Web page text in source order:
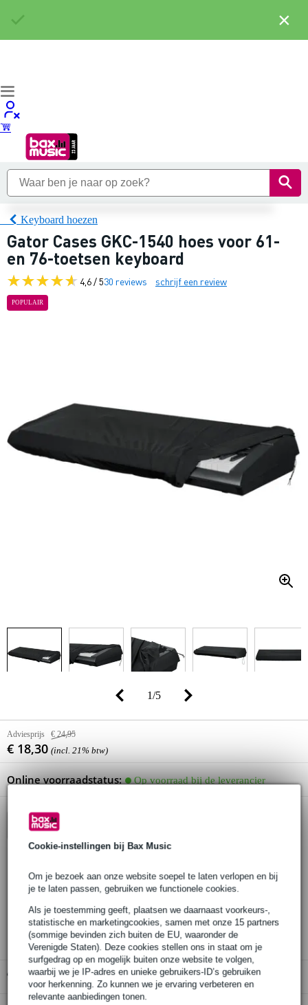
Cookie-instellingen bij Bax Music
Om je bezoek aan onze website soepel te laten verlopen en bij
je te laten passen, gebruiken we functionele cookies.
Als je toestemming geeft, plaatsen we daarnaast voorkeurs-,
statistische en marketingcookies, samen met onze 15 partners
(sommige bevinden zich buiten de EU, waaronder de
Verenigde Staten). Deze cookies stellen ons in staat om je
surfgedrag op en mogelijk buiten onze website te volgen,
waarbij we je IP-adres en unieke gebruikers-ID’s gebruiken
voor herkenning. Zo kunnen we je ervaring verbeteren en
relevante aanbiedingen tonen.
Keyboard hoezen
Gator Cases GKC-1540 hoes voor 61-
en 76-toetsen keyboard
4,6 / 530 reviews schrijf een review
POPULAIR
1/5
Adviesprijs € 24,95
€ 18,30 (incl. 21% btw)
Online voorraadstatus: Op voorraad bij de leverancier
Bestel voor 23:00 = over circa 8 werkdagen in huis
30 dagen 'niet goed geld terug' garantie
3 jaar Bax Music garantie
Gratis ophalen in de winkel
×